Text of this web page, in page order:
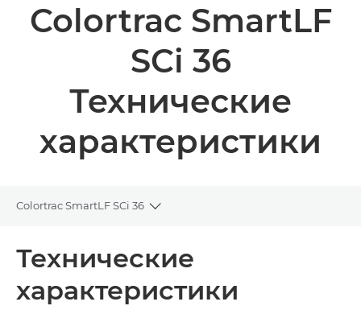
Colortrac SmartLF
SCi 36
Технические
характеристики
Colortrac SmartLF SCi 36
Toggle breadcrumbs
Технические характеристики
Технические
характеристики